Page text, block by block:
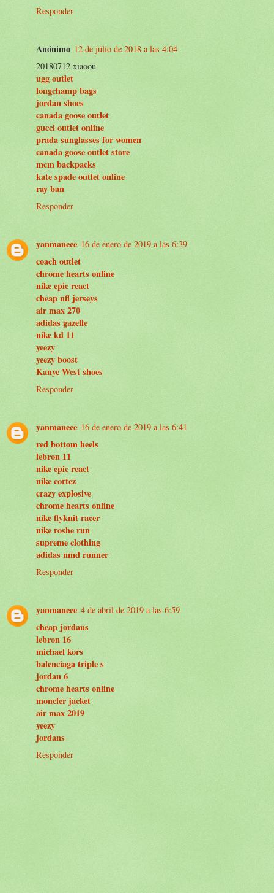
Responder
Anónimo 12 de julio de 2018 a las 4:04
20180712 xiaoou
ugg outlet
longchamp bags
jordan shoes
canada goose outlet
gucci outlet online
prada sunglasses for women
canada goose outlet store
mcm backpacks
kate spade outlet online
ray ban
Responder
yanmaneee 16 de enero de 2019 a las 6:39
coach outlet
chrome hearts online
nike epic react
cheap nfl jerseys
air max 270
adidas gazelle
nike kd 11
yeezy
yeezy boost
Kanye West shoes
Responder
yanmaneee 16 de enero de 2019 a las 6:41
red bottom heels
lebron 11
nike epic react
nike cortez
crazy explosive
chrome hearts online
nike flyknit racer
nike roshe run
supreme clothing
adidas nmd runner
Responder
yanmaneee 4 de abril de 2019 a las 6:59
cheap jordans
lebron 16
michael kors
balenciaga triple s
jordan 6
chrome hearts online
moncler jacket
air max 2019
yeezy
jordans
Responder